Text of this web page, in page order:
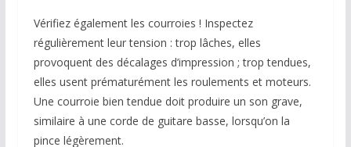
Vérifiez également les courroies ! Inspectez
régulièrement leur tension : trop lâches, elles
provoquent des décalages d’impression ; trop tendues,
elles usent prématurément les roulements et moteurs.
Une courroie bien tendue doit produire un son grave,
similaire à une corde de guitare basse, lorsqu’on la
pince légèrement.